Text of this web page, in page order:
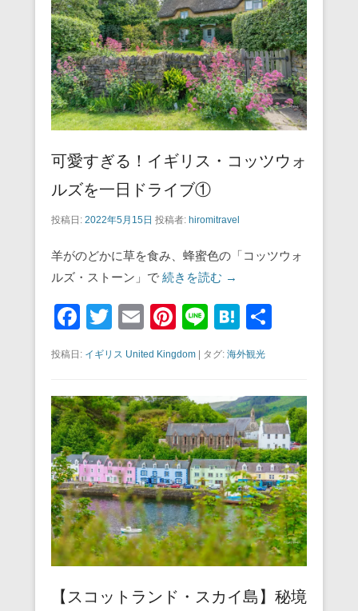
o
o
k
可愛すぎる！イギリス・コッツウォ
ルズを一日ドライブ①
投稿日: 2022年5月15日 投稿者: hiromitravel
羊がのどかに草を食み、蜂蜜色の「コッツウォ
ルズ・ストーン」で 続きを読む →
F
c
e
b
o
o
k
T
tt
er
E
Pi
e
st
Li
e
H
at
e
n
a
投稿日: イギリス United Kingdom | タグ: 海外観光
【スコットランド・スカイ島】秘境